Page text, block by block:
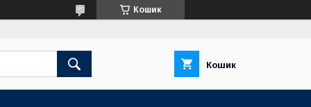
Кошик
Кошик